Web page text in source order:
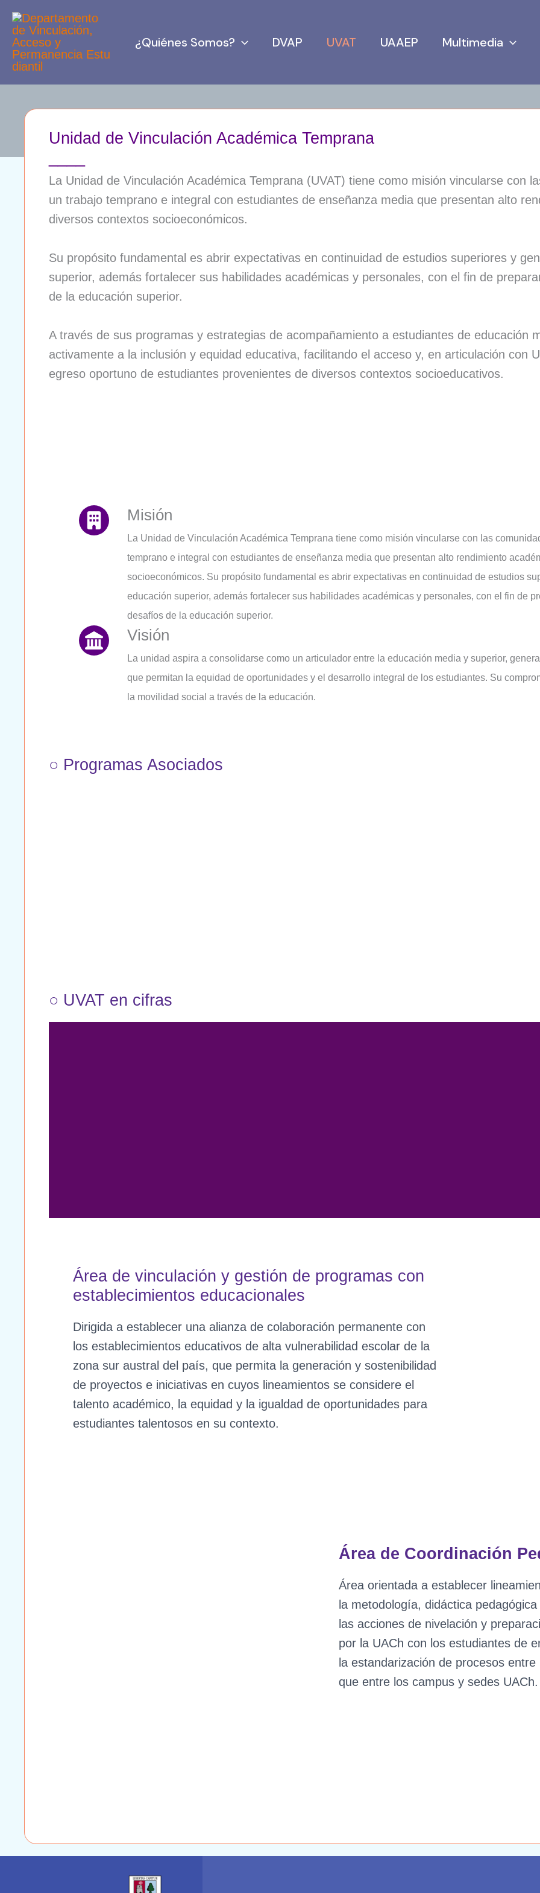
contenido
¿Quiénes Somos? DVAP UVAT UAAEP Multimedia
Unidad de Vinculación Académica Temprana
La Unidad de Vinculación Académica Temprana (UVAT) tiene como misión vincularse con
un trabajo temprano e integral con estudiantes de enseñanza media que presentan alto
diversos contextos socioeconómicos.
Su propósito fundamental es abrir expectativas en continuidad de estudios superiores y
superior, además fortalecer sus habilidades académicas y personales, con el fin de
de la educación superior.
A través de sus programas y estrategias de acompañamiento a estudiantes de educación
activamente a la inclusión y equidad educativa, facilitando el acceso y, en articulación con
egreso oportuno de estudiantes provenientes de diversos contextos socioeducativos.
Misión
La Unidad de Vinculación Académica Temprana tiene como misión vincularse con las
temprano e integral con estudiantes de enseñanza media que presentan alto rendimiento
socioeconómicos. Su propósito fundamental es abrir expectativas en continuidad de estudios
educación superior, además fortalecer sus habilidades académicas y personales, con el fin de
desafíos de la educación superior.
Visión
La unidad aspira a consolidarse como un articulador entre la educación media y superior,
que permitan la equidad de oportunidades y el desarrollo integral de los estudiantes. Su
la movilidad social a través de la educación.
○ Programas Asociados
○ UVAT en cifras
Área de vinculación y gestión de programas con
establecimientos educacionales
Dirigida a establecer una alianza de colaboración permanente con
los establecimientos educativos de alta vulnerabilidad escolar de la
zona sur austral del país, que permita la generación y sostenibilidad
de proyectos e iniciativas en cuyos lineamientos se considere el
talento académico, la equidad y la igualdad de oportunidades para
estudiantes talentosos en su contexto.
Área de Coordinación
Área orientada a establecer
la metodología, didáctica
las acciones de nivelación y
por la UACh con los estudiantes de
la estandarización de procesos
que entre los campus y sedes UACh.